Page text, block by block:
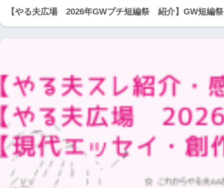
【やる夫広場 2026年GWプチ短編祭 紹介】GW短編